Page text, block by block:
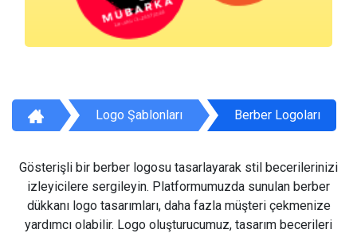
Logo Şablonları Berber Logoları
Gösterişli bir berber logosu tasarlayarak stil becerilerinizi
izleyicilere sergileyin. Platformumuzda sunulan berber
dükkanı logo tasarımları, daha fazla müşteri çekmenize
yardımcı olabilir. Logo oluşturucumuz, tasarım becerileri